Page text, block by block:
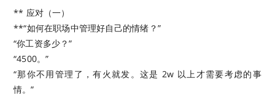
** 应对（一）
**“如何在职场中管理好自己的情绪？”
“你工资多少？”
“4500。”
“那你不用管理了，有火就发。这是 2w 以上才需要考虑的事
情。”